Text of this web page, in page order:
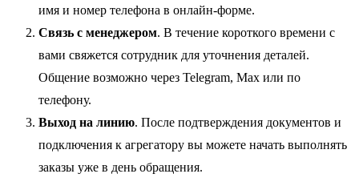
имя и номер телефона в онлайн-форме.
Связь с менеджером. В течение короткого времени с
вами свяжется сотрудник для уточнения деталей.
Общение возможно через Telegram, Max или по
телефону.
Выход на линию. После подтверждения документов и
подключения к агрегатору вы можете начать выполнять
заказы уже в день обращения.